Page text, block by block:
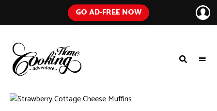
GO AD-FREE NOW
COOKING
ADVENTURE
Blog
with